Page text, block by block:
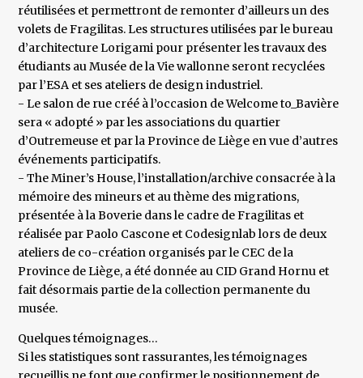
réutilisées et permettront de remonter d’ailleurs un des
volets de Fragilitas. Les structures utilisées par le bureau
d’architecture Lorigami pour présenter les travaux des
étudiants au Musée de la Vie wallonne seront recyclées
par l’ESA et ses ateliers de design industriel.
- Le salon de rue créé à l’occasion de Welcome to_Bavière
sera « adopté » par les associations du quartier
d’Outremeuse et par la Province de Liège en vue d’autres
événements participatifs.
- The Miner’s House, l’installation/archive consacrée à la
mémoire des mineurs et au thème des migrations,
présentée à la Boverie dans le cadre de Fragilitas et
réalisée par Paolo Cascone et Codesignlab lors de deux
ateliers de co-création organisés par le CEC de la
Province de Liège, a été donnée au CID Grand Hornu et
fait désormais partie de la collection permanente du
musée.
Quelques témoignages…
Si les statistiques sont rassurantes, les témoignages